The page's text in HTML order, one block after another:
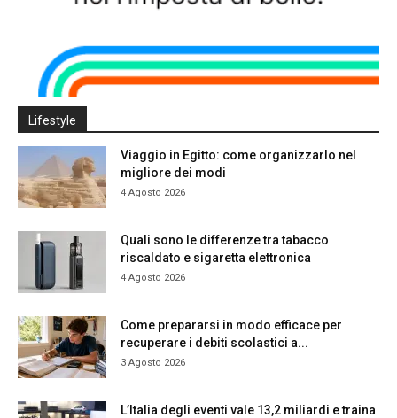
Lifestyle
Viaggio in Egitto: come organizzarlo nel
migliore dei modi
4 Agosto 2026
Quali sono le differenze tra tabacco
riscaldato e sigaretta elettronica
4 Agosto 2026
Come prepararsi in modo efficace per
recuperare i debiti scolastici a...
3 Agosto 2026
L’Italia degli eventi vale 13,2 miliardi e traina